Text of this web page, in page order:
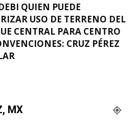
QUIEN PUEDE
USO DE TERRENO DEL
CENTRAL PARA CENTRO
CRUZ PÉREZ
MX